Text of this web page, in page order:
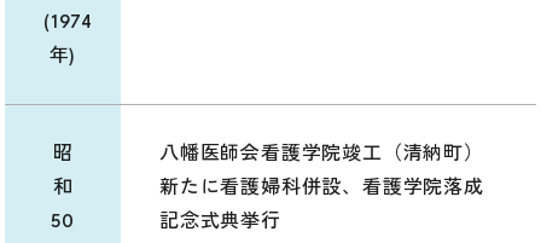
(1974
年)
昭
和
50
八幡医師会看護学院竣工（清納町）
新たに看護婦科併設、看護学院落成
記念式典挙行